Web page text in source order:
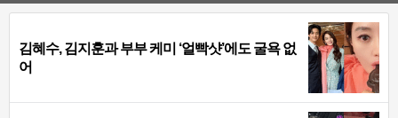
김혜수, 김지훈과 부부 케미 ‘얼빡샷’에도 굴욕 없
어